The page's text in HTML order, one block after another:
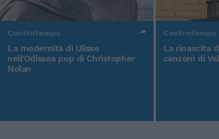
Controtempo
La modernità di Ulisse
nell'Odissea pop di Christopher
Nolan
Controtempo
La rinascita
canzoni di